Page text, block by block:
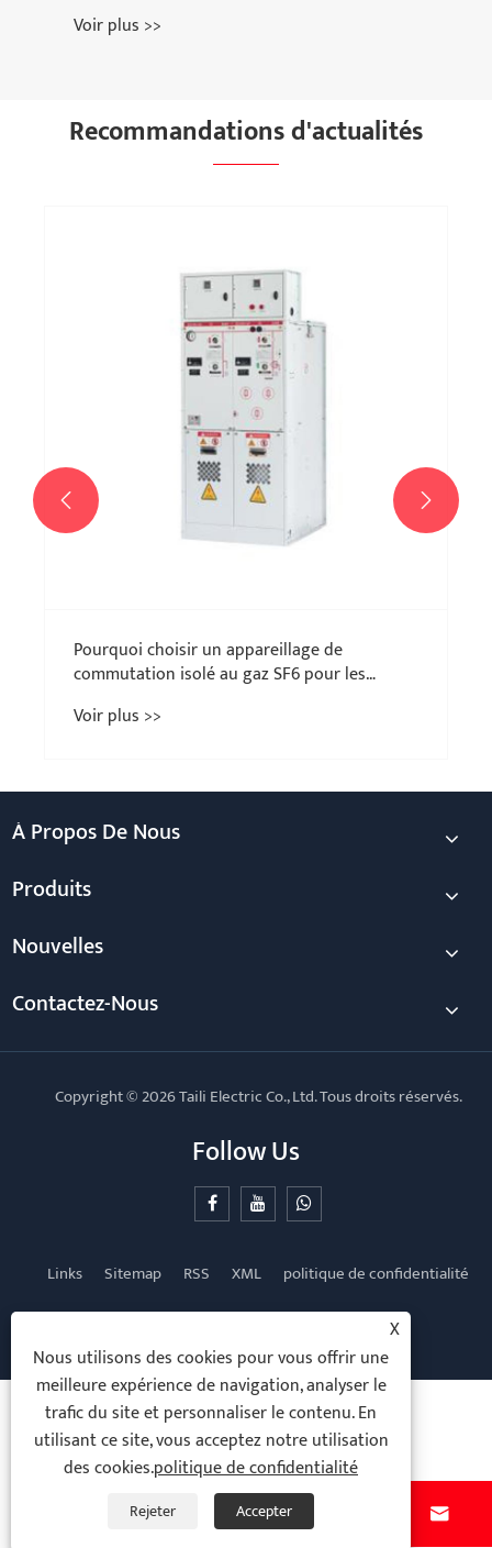
Voir plus >>
Recommandations d'actualités
Pourquoi choisir un appareillage de
commutation isolé au gaz SF6 pour les
Voir plus >>
 
À Propos De Nous
Produits
Nouvelles
Contactez-Nous
Copyright © 2026 Taili Electric Co., Ltd. Tous droits réservés.
Follow Us
Links Sitemap RSS XML politique de confidentialité

X
Nous utilisons des cookies pour vous offrir une
meilleure expérience de navigation, analyser le
trafic du site et personnaliser le contenu. En
utilisant ce site, vous acceptez notre utilisation
des cookies.politique de confidentialité
Rejeter Accepter